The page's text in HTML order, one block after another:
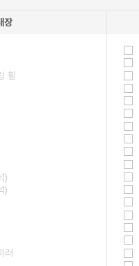
장
휠
)
)
러